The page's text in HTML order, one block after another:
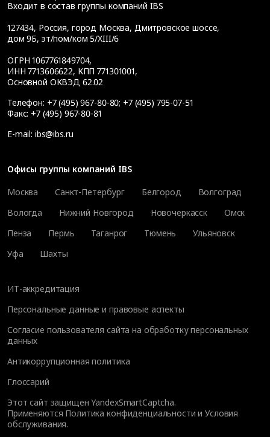
Входит в состав группы компаний IBS
127434, Россия, город Москва, Дмитровское шоссе,
дом 9Б, эт/пом/ком 5/XIII/6
ОГРН 1067761849704,
ИНН 7713606622, КПП 771301001,
Основной ОКВЭД 62.02
Телефон: +7 (495) 967-80-80; +7 (495) 795-07-51
Факс: +7 (495) 967-80-81
E-mail: ibs@ibs.ru
Офисы группы компаний IBS
Москва
Санкт-Петербург Белгород
Волгоград
Вологда
Нижний Новгород Новочеркасск
Омск
Пенза
Пермь Таганрог Тюмень
Ульяновск
Уфа
Шахты
ИТ-аккредитация
Персональные данные и правовые аспекты
Согласие пользователя сайта на обработку персональных
данных
Антикоррупционная политика
Глоссарий
Этот сайт защищен YandexSmartCaptcha.
Применяются Политика конфиденциальности иУсловия
обслуживания.